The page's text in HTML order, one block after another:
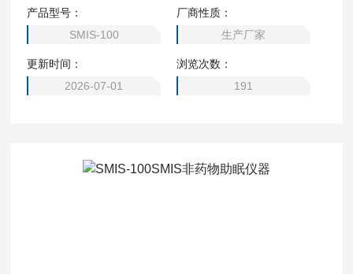
活力。
产品型号：
SMIS-100
厂商性质：
生产厂家
更新时间：
2026-07-01
浏览次数：
191